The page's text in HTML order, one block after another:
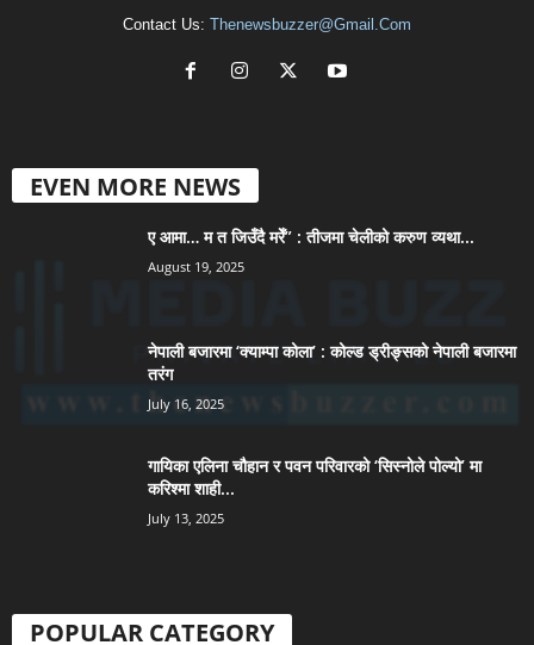
Contact Us: Thenewsbuzzer@gmail.com
EVEN MORE NEWS
ए आमा… म त जिउँदै मरेँ” : तीजमा चेलीको करुण व्यथा...
August 19, 2025
नेपाली बजारमा ‘क्याम्पा कोला’ : कोल्ड ड्रीङ्सको नेपाली बजारमा
तरंग
July 16, 2025
गायिका एलिना चौहान र पवन परिवारको ‘सिस्नोले पोल्यो’ मा
करिश्मा शाही...
July 13, 2025
POPULAR CATEGORY